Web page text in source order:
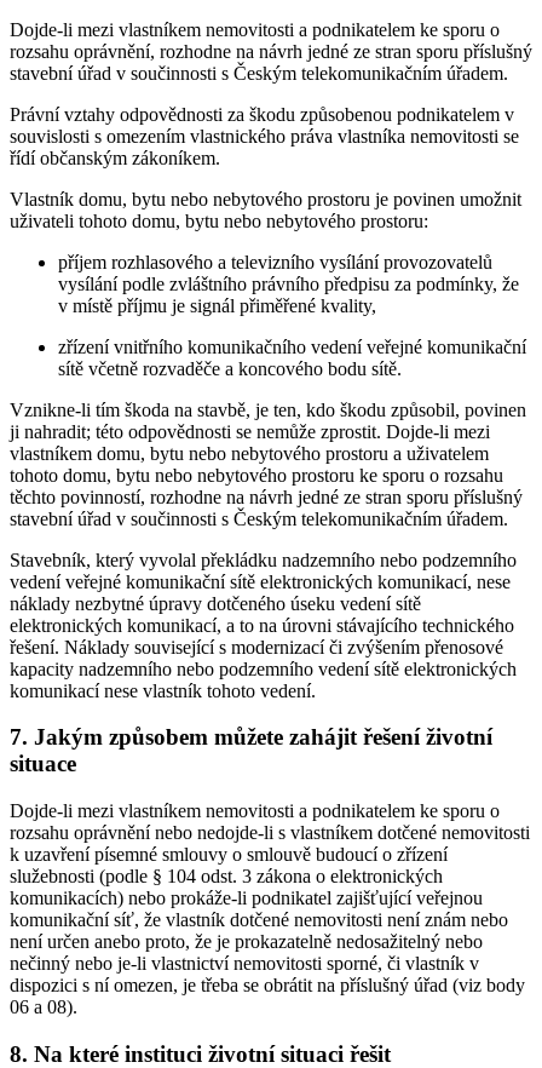
Dojde-li mezi vlastníkem nemovitosti a podnikatelem ke sporu o
rozsahu oprávnění, rozhodne na návrh jedné ze stran sporu příslušný
stavební úřad v součinnosti s Českým telekomunikačním úřadem.
Právní vztahy odpovědnosti za škodu způsobenou podnikatelem v
souvislosti s omezením vlastnického práva vlastníka nemovitosti se
řídí občanským zákoníkem.
Vlastník domu, bytu nebo nebytového prostoru je povinen umožnit
uživateli tohoto domu, bytu nebo nebytového prostoru:
příjem rozhlasového a televizního vysílání provozovatelů
vysílání podle zvláštního právního předpisu za podmínky, že
v místě příjmu je signál přiměřené kvality,
zřízení vnitřního komunikačního vedení veřejné komunikační
sítě včetně rozvaděče a koncového bodu sítě.
Vznikne-li tím škoda na stavbě, je ten, kdo škodu způsobil, povinen
ji nahradit; této odpovědnosti se nemůže zprostit. Dojde-li mezi
vlastníkem domu, bytu nebo nebytového prostoru a uživatelem
tohoto domu, bytu nebo nebytového prostoru ke sporu o rozsahu
těchto povinností, rozhodne na návrh jedné ze stran sporu příslušný
stavební úřad v součinnosti s Českým telekomunikačním úřadem.
Stavebník, který vyvolal překládku nadzemního nebo podzemního
vedení veřejné komunikační sítě elektronických komunikací, nese
náklady nezbytné úpravy dotčeného úseku vedení sítě
elektronických komunikací, a to na úrovni stávajícího technického
řešení. Náklady související s modernizací či zvýšením přenosové
kapacity nadzemního nebo podzemního vedení sítě elektronických
komunikací nese vlastník tohoto vedení.
7. Jakým způsobem můžete zahájit řešení životní
situace
Dojde-li mezi vlastníkem nemovitosti a podnikatelem ke sporu o
rozsahu oprávnění nebo nedojde-li s vlastníkem dotčené nemovitosti
k uzavření písemné smlouvy o smlouvě budoucí o zřízení
služebnosti (podle § 104 odst. 3 zákona o elektronických
komunikacích) nebo prokáže-li podnikatel zajišťující veřejnou
komunikační síť, že vlastník dotčené nemovitosti není znám nebo
není určen anebo proto, že je prokazatelně nedosažitelný nebo
nečinný nebo je-li vlastnictví nemovitosti sporné, či vlastník v
dispozici s ní omezen, je třeba se obrátit na příslušný úřad (viz body
06 a 08).
8. Na které instituci životní situaci řešit